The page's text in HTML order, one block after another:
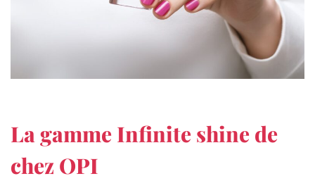
La gamme Infinite shine de
chez OPI